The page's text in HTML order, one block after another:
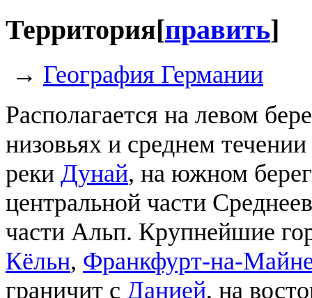
Территория[править]
→ География Германии
Располагается на левом
низовьях и среднем
реки Дунай, на южном
центральной части
части Альп. Крупнейшие
Кёльн, Франкфурт-на-
граничит с Данией, на